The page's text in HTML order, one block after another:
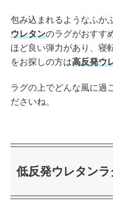
包み込まれるようなふか
ウレタンのラグがおすす
ほど良い弾力があり、寝
をお探しの方は高反発ウ
ラグの上でどんな風に過
ださいね。
低反発ウレタン